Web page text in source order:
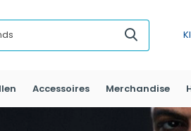
Accessoires Merchandise